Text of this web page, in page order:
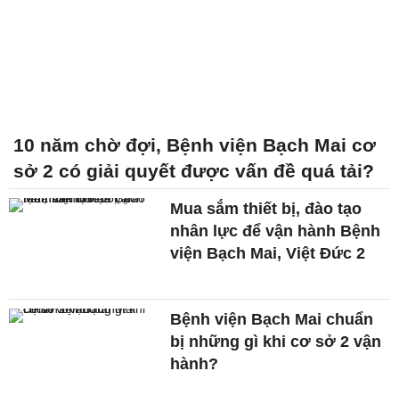
10 năm chờ đợi, Bệnh viện Bạch Mai cơ
sở 2 có giải quyết được vấn đề quá tải?
Mua sắm thiết bị, đào tạo
nhân lực để vận hành Bệnh
viện Bạch Mai, Việt Đức 2
Bệnh viện Bạch Mai chuẩn
bị những gì khi cơ sở 2 vận
hành?